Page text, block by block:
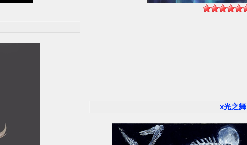
x光之舞